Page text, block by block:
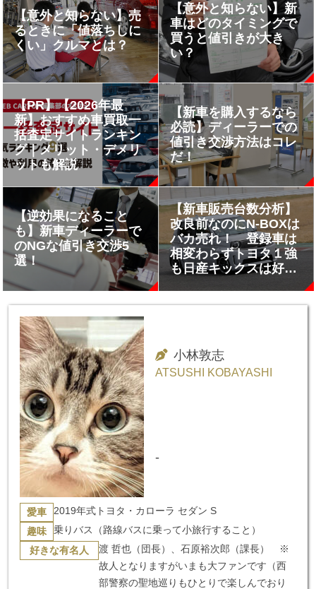
【意外と知らない】売
るときに「値落ちしに
くい」クルマとは？
【意外と知らない】新
車はどのタイミングで
買うと値引きが大き
い？
【PR】【2026年最
新】おすすめ車買取一
括査定サイトランキン
グ｜メリット・デメリ
ットも解説
【新車を購入するなら
必読】ディーラーでの
値引き交渉方法はコレ
だ！
【逆効果になること
も】新車ディーラーで
のNGな値引き交渉5
選！
【新車販売台数分析】
改良前なのにN-BOXは
バカ売れ！ 登録車は
相変わらずトヨタ１強
も日産キックスは好調
小林敦志
ATSUSHI KOBAYASHI
-
愛車 2019年式トヨタ・カローラ セダン S
趣味 乗りバス（路線バスに乗って小旅行すること）
好きな有名人
渡 哲也（団長）、石原裕次郎（課長） ※
故人となりますがいまも大ファンです（西
部警察の聖地巡りもひとりで楽しんでおり